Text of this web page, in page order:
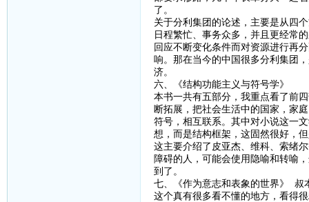
了。
关于分利集团的论述，主要是从四
日程繁忙、事务众多，并且更经常
回应不断变化条件而对资源进行再
响。那在当今的中国很多分利集团
济。
六、《结构功能主义与符号学》
本书一共有五部分，我重点看了前
断拓展，把社会生活中的国家，家
符号，相互联系。其中对小说这一
想，而是结构框架，这固然很好，
这主要介绍了皮亚杰、维科、索绪
障碍的人，可能会使用隐喻和转喻
到了。
七、《作为意志和表象的世界》 叔
这个真有很多看不懂的地方，看得